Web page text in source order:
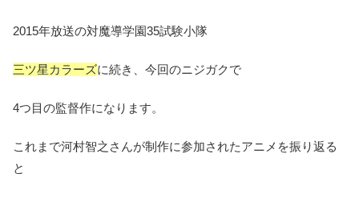
2015年放送の対魔導学園35試験小隊
三ツ星カラーズに続き、今回のニジガクで
4つ目の監督作になります。
これまで河村智之さんが制作に参加されたアニメを振り返る
と